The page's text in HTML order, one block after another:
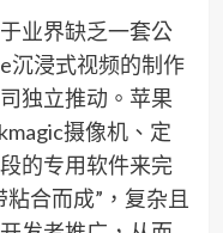
业界缺乏一套公
沉浸式视频的制作
独立推动。苹果
摄像机、定
的专用软件来完
合而成”，复杂且